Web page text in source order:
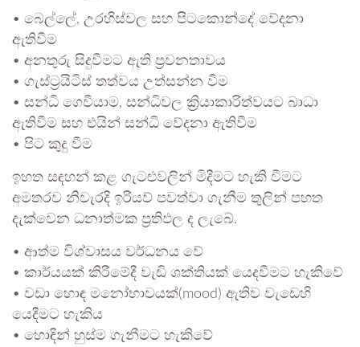
• බෙල්ලේ, උරහිස්වල සහ පිටකොන්දේ වේදනා
ඇතිවීම
• අනතුරු සිදුවීමට ඇති ප්‍රවනතාවය
• ගැස්ට්‍රයිටිස් තත්වය උත්සන්න වීම
• සන්ධි ගෙවීයාම, සන්ධිවල ක්‍රියාකාරිත්වයට බාධා
ඇතිවීම සහ එයින් සන්ධි වේදනා ඇතිවීම
• පිට කුදු වීම
ඉහත සඳහන් කළ ගැටළුවලින් මිදීමට හැකි වීමට
අමතරව නිවැරදි ඉරියව් පවත්වා ගැනීම තුලින් පහත
දැක්වෙන ධනාත්මක ප්‍රතිඵල ද ලැබේ.
• ආත්ම විශ්වාසය වර්ධනය වේ
• කාර්යයක් කිරීමේදී වැඩි ශක්තියක් යෙදවීමට හැකිවේ
• වඩා හොඳ මනෝභාවයක්(mood) ඇතිව වැඩෙහි
යෙදීමට හැකිය
• හොඳින් හුස්ම ගැනීමට හැකිවේ